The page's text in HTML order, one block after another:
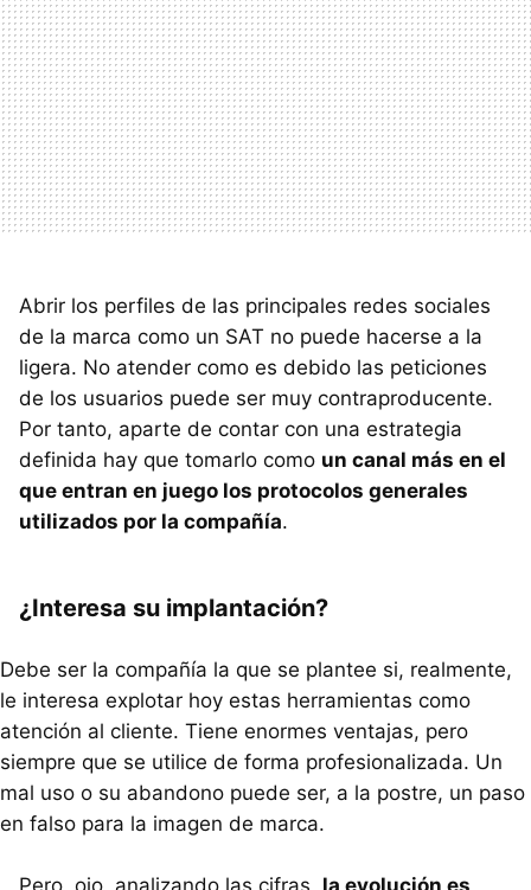
Abrir los perfiles de las principales redes sociales
de la marca como un SAT no puede hacerse a la
ligera. No atender como es debido las peticiones
de los usuarios puede ser muy contraproducente.
Por tanto, aparte de contar con una estrategia
definida hay que tomarlo como un canal más en el
que entran en juego los protocolos generales
utilizados por la compañía.
¿Interesa su implantación?
Debe ser la compañía la que se plantee si, realmente,
le interesa explotar hoy estas herramientas como
atención al cliente. Tiene enormes ventajas, pero
siempre que se utilice de forma profesionalizada. Un
mal uso o su abandono puede ser, a la postre, un paso
en falso para la imagen de marca.
Pero, ojo, analizando las cifras, la evolución es